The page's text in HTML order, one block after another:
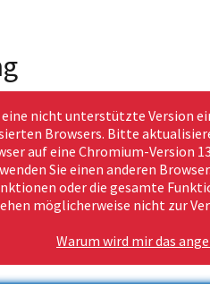
eine nicht unterstützte Version
Browsers. Bitte
auf eine Chromium-Version
Sie einen anderen Browser.
oder die gesamte
möglicherweise nicht zur
Warum wird mir das